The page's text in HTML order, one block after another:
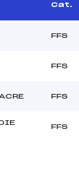
Cat.
FFS
FFS
FFS
FFS